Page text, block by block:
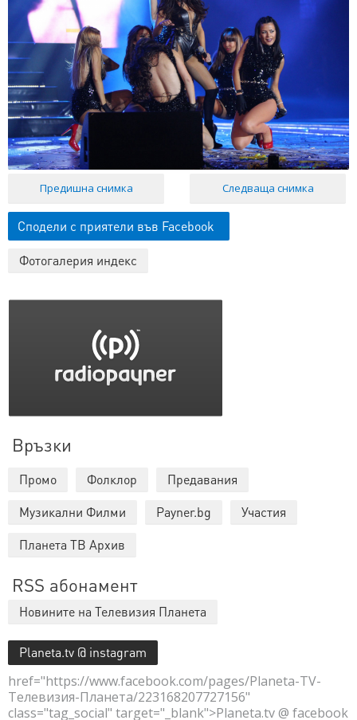
Предишна снимка Следваща снимка
Сподели с приятели във Facebook
Фотогалерия индекс
Връзки
Промо Фолклор
Предавания
Музикални Филми
Payner.bg
Участия
Планета ТВ Архив
RSS абонамент
Новините на Телевизия Планета
Planeta.tv @ instagram
href="https://www.facebook.com/pages/Planeta-TV-
Телевизия-Планета/223168207727156"
class="tag_social" target="_blank">Planeta.tv @ facebook